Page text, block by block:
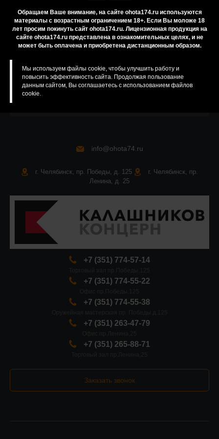
Обращаем Ваше внимание, на сайте ohota174.ru используются
материалы с возрастным ограничением 18+. Если Вы моложе 18
лет просим покинуть сайт ohota174.ru. Лицензионная продукция на
сайте ohota174.ru представлена в ознакомительных целях, и не
может быть оплачена и приобретена дистанционным образом.
Мы используем файлы cookie, чтобы улучшить работу и
повысить эффективность сайта. Продолжая пользование
данным сайтом, Вы соглашаетесь с использованием файлов
cookie.
Резервирование
Приобретение лицензионных товаров
Бренды
Карта сайта
info@ohota74.ru
г. Челябинск, пр. Победы, д. 125
г. Челябинск, пр.
Ленина, д. 25
+7 (351) 774-57-14
+7 (351) 774-55-22
+7 (351) 774-55-38
+7 (351) 263-47-79
+7 (351) 265-88-71
Заказать звонок